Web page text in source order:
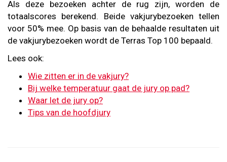
Als deze bezoeken achter de rug zijn, worden de
totaalscores berekend. Beide vakjurybezoeken tellen
voor 50% mee. Op basis van de behaalde resultaten uit
de vakjurybezoeken wordt de Terras Top 100 bepaald.
Lees ook:
Wie zitten er in de vakjury?
Bij welke temperatuur gaat de jury op pad?
Waar let de jury op?
Tips van de hoofdjury